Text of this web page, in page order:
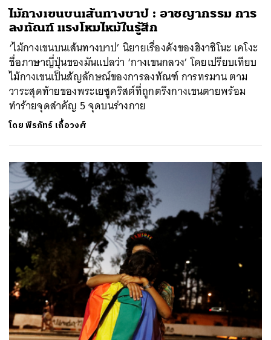
ไม้กางเขนบนเส้นทางบาป : อาชญากรรม การ
ลงทัณฑ์ แรงโหมไหม้ในรู้สึก
‘ไม้กางเขนบนเส้นทางบาป’ นิยายเรื่องดังของฮิงาชิโนะ เคโงะ
ชื่อภาษาญี่ปุ่นของมันแปลว่า ‘กางเขนกลวง’ โดยเปรียบเทียบ
ไม้กางเขนเป็นสัญลักษณ์ของการลงทัณฑ์ การทรมาน ตาม
วาระสุดท้ายของพระเยซูคริสต์ที่ถูกตรึงกางเขนตายพร้อม
ทำร้ายจุดสำคัญ 5 จุดบนร่างกาย
โดยพีรภัทร์ เกื้อวงศ์